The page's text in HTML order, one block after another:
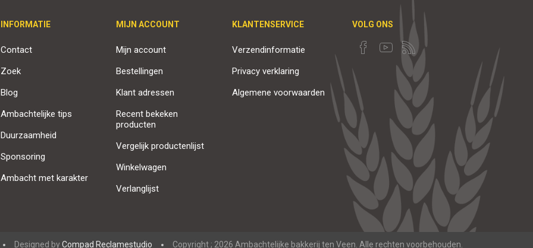
INFORMATIE
Contact
Zoek
Blog
Ambachtelijke tips
Duurzaamheid
Sponsoring
Ambacht met karakter
MIJN ACCOUNT
Mijn account
Bestellingen
Klant adressen
Recent bekeken
producten
Vergelijk productenlijst
Winkelwagen
Verlanglijst
KLANTENSERVICE
Verzendinformatie
Privacy verklaring
Algemene voorwaarden
VOLG ONS
Designed byCompad Reclamestudio Copyright ; 2026 Ambachtelijke bakkerij ten Veen. Alle rechten voorbehouden.